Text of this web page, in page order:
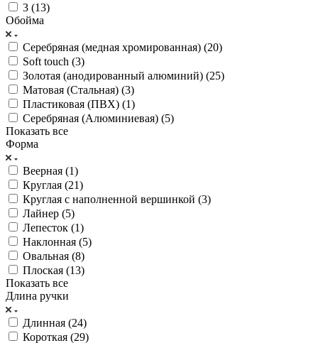
3 (13)
Обойма
Cеребряная (медная хромированная) (20)
Soft touch (3)
Золотая (анодированный алюминий) (25)
Матовая (Стальная) (3)
Пластиковая (ПВХ) (1)
Серебряная (Алюминиевая) (5)
Показать все
Форма
Веерная (1)
Круглая (21)
Круглая с наполненной вершинкой (3)
Лайнер (5)
Лепесток (1)
Наклонная (5)
Овальная (8)
Плоская (13)
Показать все
Длина ручки
Длинная (24)
Короткая (29)